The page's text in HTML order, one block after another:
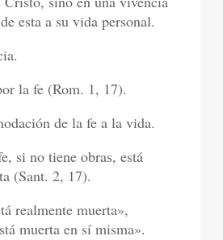
esta a su vida personal.
la fe (Rom. 1, 17).
de la fe a la vida.
si no tiene obras, está
(Sant. 2, 17).
realmente muerta»,
muerta en sí misma».